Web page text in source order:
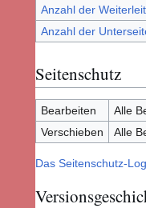
Anzahl der
Anzahl der
Seitenschutz
Bearbeiten
Alle
Verschieben
Alle
Das Seitenschutz-